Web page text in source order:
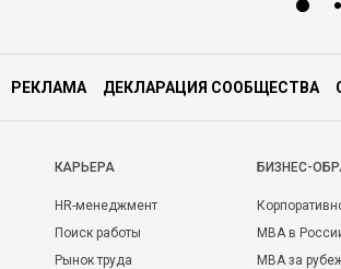
РЕКЛАМА ДЕКЛАРАЦИЯ СООБЩЕСТВА
КАРЬЕРА
HR-менеджмент
Поиск работы
Рынок труда
БИЗНЕС-
MBA в
MBA за